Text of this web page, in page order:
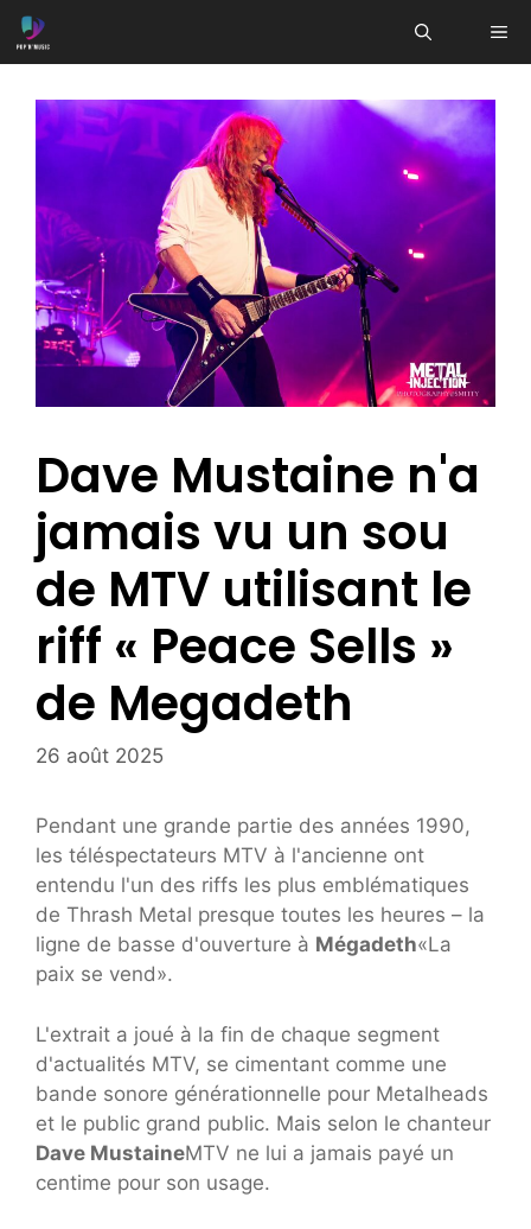
Aller
au
Dave Mustaine n'a
jamais vu un sou
de MTV utilisant le
riff « Peace Sells »
de Megadeth
26 août 2025
Pendant une grande partie des années 1990,
les téléspectateurs MTV à l'ancienne ont
entendu l'un des riffs les plus emblématiques
de Thrash Metal presque toutes les heures – la
ligne de basse d'ouverture à Mégadeth«La
paix se vend».
L'extrait a joué à la fin de chaque segment
d'actualités MTV, se cimentant comme une
bande sonore générationnelle pour Metalheads
et le public grand public. Mais selon le chanteur
Dave MustaineMTV ne lui a jamais payé un
centime pour son usage.